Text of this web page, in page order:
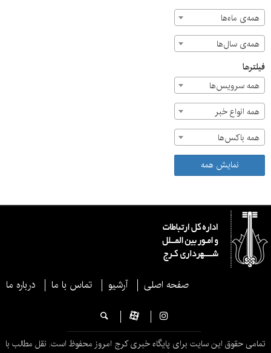
همه‌ی ماه‌ها
همه‌ی سال‌ها
فیلترها
همه سرویس‌ها
همه انواع خبر
همه باکس‌ها
نمایش همه
صفحه اصلی آرشیو تماس با ما درباره ما
تمامی حقوق این سایت برای پایگاه خبری کرج امروز محفوظ است. نقل مطالب با